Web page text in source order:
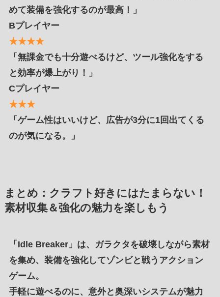
めて装備を強化するのが最高！」
Bプレイヤー
★★★★
「無課金でも十分遊べるけど、ツール強化をする
と効率が爆上がり！」
Cプレイヤー
★★★
「ゲーム性はいいけど、広告が3分に1回出てくる
のが気になる。」
まとめ：クラフト好きにはたまらない！
素材収集＆強化の魅力を楽しもう
「 Idle Breaker」は、 ガラクタを破壊しながら素材
を集め、 装備を強化してゾンビと戦うアクション
ゲーム。
手軽に遊べるのに、 意外と奥深いシステムが魅力